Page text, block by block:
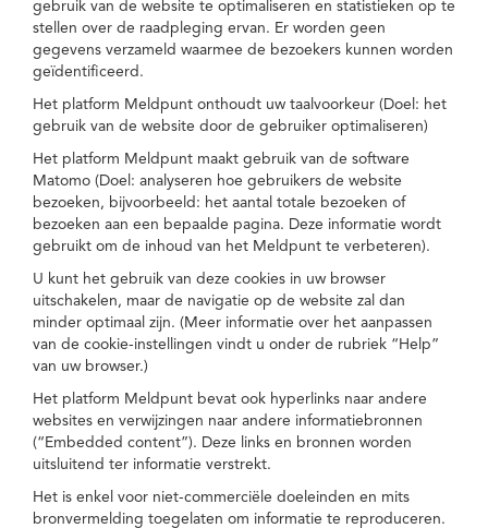
gebruik van de website te optimaliseren en statistieken op te
stellen over de raadpleging ervan. Er worden geen
gegevens verzameld waarmee de bezoekers kunnen worden
geïdentificeerd.
Het platform Meldpunt onthoudt uw taalvoorkeur (Doel: het
gebruik van de website door de gebruiker optimaliseren)
Het platform Meldpunt maakt gebruik van de software
Matomo (Doel: analyseren hoe gebruikers de website
bezoeken, bijvoorbeeld: het aantal totale bezoeken of
bezoeken aan een bepaalde pagina. Deze informatie wordt
gebruikt om de inhoud van het Meldpunt te verbeteren).
U kunt het gebruik van deze cookies in uw browser
uitschakelen, maar de navigatie op de website zal dan
minder optimaal zijn. (Meer informatie over het aanpassen
van de cookie-instellingen vindt u onder de rubriek “Help”
van uw browser.)
Het platform Meldpunt bevat ook hyperlinks naar andere
websites en verwijzingen naar andere informatiebronnen
(“Embedded content”). Deze links en bronnen worden
uitsluitend ter informatie verstrekt.
Het is enkel voor niet-commerciële doeleinden en mits
bronvermelding toegelaten om informatie te reproduceren.